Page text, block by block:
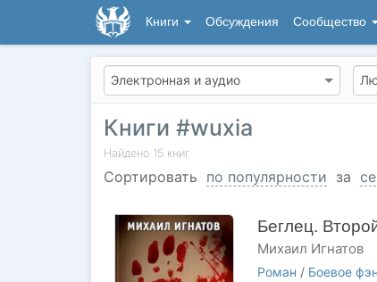
Книги Обсуждения Сообщество
Книги #wuxia
Найдено 15 книг
Сортировать по популярности за
Беглец.
Михаил Игнатов
Роман / Боевое